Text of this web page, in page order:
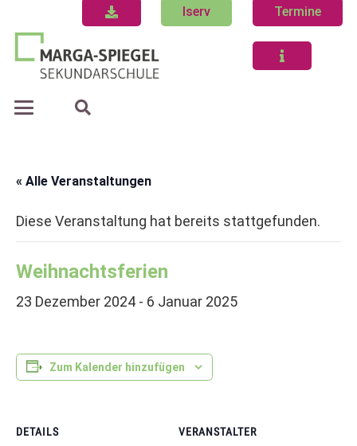
Iserv Termine
« Alle Veranstaltungen
Diese Veranstaltung hat bereits stattgefunden.
Weihnachtsferien
23 Dezember 2024 - 6 Januar 2025
Zum Kalender hinzufügen
DETAILS
VERANSTALTER